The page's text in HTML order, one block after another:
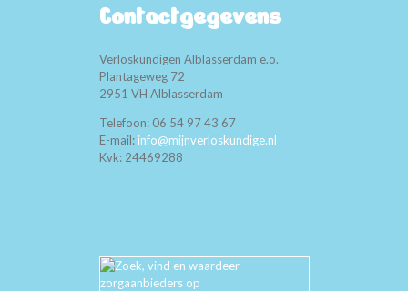
Contactgegevens
Verloskundigen Alblasserdam e.o.
Plantageweg 72
2951 VH Alblasserdam
Telefoon: 06 54 97 43 67
E-mail: info@mijnverloskundige.nl
Kvk: 24469288